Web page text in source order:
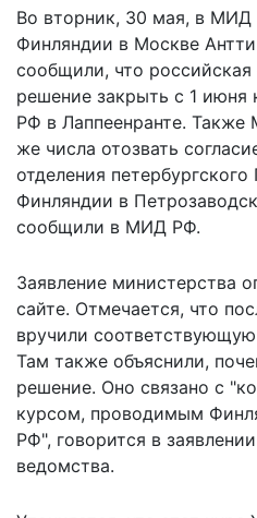
Во вторник, 30 мая, в МИД
Финляндии в Москве
сообщили, что российская
решение закрыть с 1 июня
РФ в Лаппеенранте. Также
же числа отозвать
отделения петербургского
Финляндии в
сообщили в МИД РФ.
Заявление министерства
сайте. Отмечается, что
вручили
Там также объяснили,
решение. Оно связано с
курсом, проводимым
РФ", говорится в
ведомства.